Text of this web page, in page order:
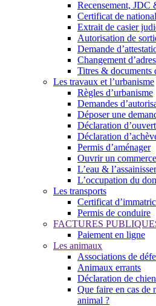
Recensement, JDC
Certificat de
Extrait de casier
Autorisation de
Demande
Changement
Titres & documents
Les travaux et l’urbanisme
Règles d’urbanisme
Demandes
Déposer une
Déclaration
Déclaration
Permis d’aménager
Ouvrir un
L’eau &
L’occupation du
Les transports
Certificat
Permis de conduire
FACTURES
Paiement en ligne
Les animaux
Associations de
Animaux errants
Déclaration de
Que faire en cas de
animal ?